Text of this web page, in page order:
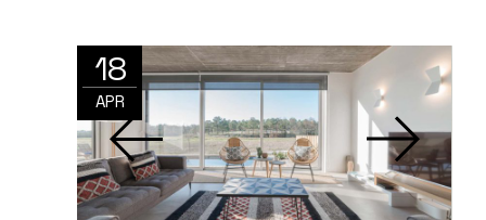
18
APR